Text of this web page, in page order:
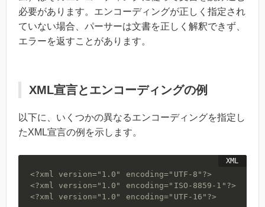
必要があります。エンコーディングが正しく指定され
ていない場合、パーサーは文書を正しく解釈できず、
エラーを返すことがあります。
XML宣言とエンコーディングの例
以下に、いくつかの異なるエンコーディングを指定し
たXML宣言の例を示します。
<?xml version="1.0" encoding="UTF-8"?>
<?xml version="1.0" encoding="ISO-8859-1"?>
<?xml version="1.0" encoding="UTF-16"?>